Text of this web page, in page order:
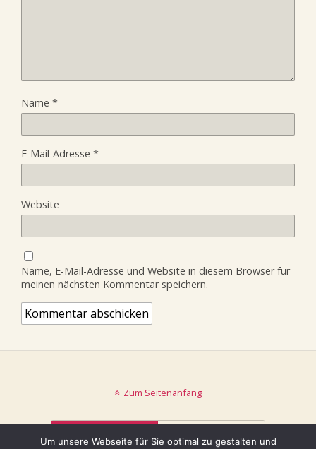
Name *
E-Mail-Adresse *
Website
Name, E-Mail-Adresse und Website in diesem Browser für
meinen nächsten Kommentar speichern.
Zum Seitenanfang
Mobil Desktop
Um unsere Webseite für Sie optimal zu gestalten und